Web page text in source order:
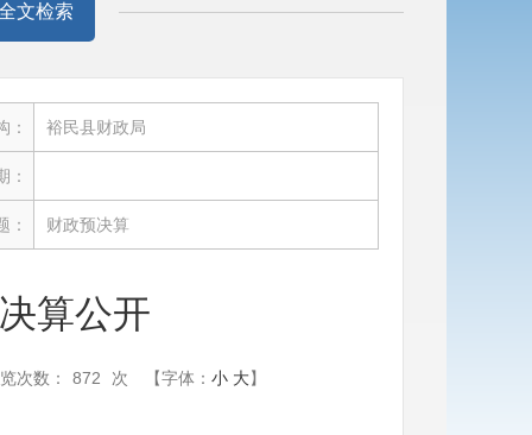
文检索
： 裕民县财政局
：
： 财政预决算
算公开
次数： 872 次 【字体： 小 大】